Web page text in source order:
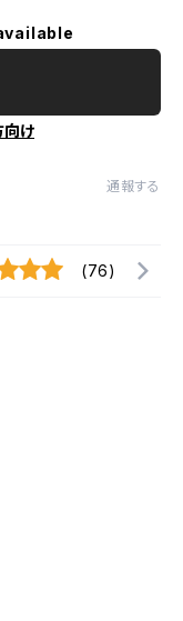
向け
通報する
(76)